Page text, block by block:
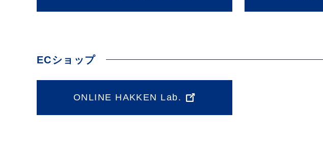
ECショップ
ONLINE HAKKEN Lab.